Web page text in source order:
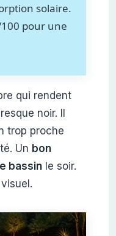
solaire.
pour une
qui rendent
noir. Il
trop proche
Un bon
bassinle soir.